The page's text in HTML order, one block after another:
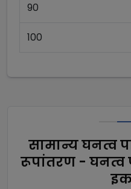
90
100
सामान्य घनत्व
रूपांतरण - घनत्व